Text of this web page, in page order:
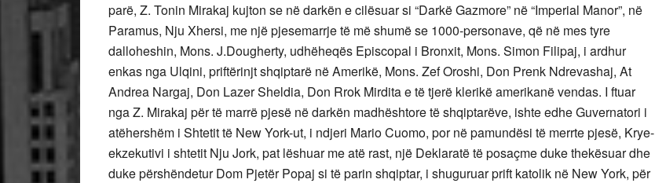
parë, Z. Tonin Mirakaj kujton se në darkën e cilësuar si “Darkë Gazmore” në “Imperial Manor”, në
Paramus, Nju Xhersi, me një pjesemarrje të më shumë se 1000-personave, që në mes tyre
dalloheshin, Mons. J.Dougherty, udhëheqës Episcopal i Bronxit, Mons. Simon Filipaj, i ardhur
enkas nga Ulqini, priftërinjt shqiptarë në Amerikë, Mons. Zef Oroshi, Don Prenk Ndrevashaj, At
Andrea Nargaj, Don Lazer Sheldia, Don Rrok Mirdita e të tjerë klerikë amerikanë vendas. I ftuar
nga Z. Mirakaj për të marrë pjesë në darkën madhështore të shqiptarëve, ishte edhe Guvernatori i
atëhershëm i Shtetit të New York-ut, i ndjeri Mario Cuomo, por në pamundësi të merrte pjesë, Krye-
ekzekutivi i shtetit Nju Jork, pat lëshuar me atë rast, një Deklaratë të posaçme duke thekësuar dhe
duke përshëndetur Dom Pjetër Popaj si të parin shqiptar, i shuguruar prift katolik në New York, për